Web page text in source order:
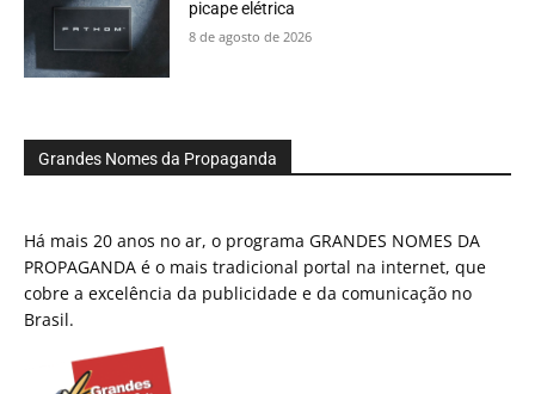
picape elétrica
8 de agosto de 2026
Grandes Nomes da Propaganda
Há mais 20 anos no ar, o programa GRANDES NOMES DA
PROPAGANDA é o mais tradicional portal na internet, que
cobre a excelência da publicidade e da comunicação no
Brasil.